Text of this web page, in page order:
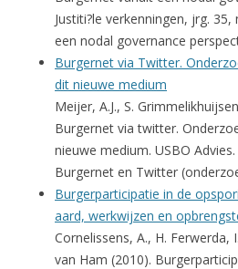
Justiti?le verkenningen, jrg.
een nodal governance
Burgernet via Twitter.
dit nieuwe medium
Meijer, A.J., S.
Burgernet via twitter.
nieuwe medium. USBO
Burgernet en Twitter
Burgerparticipatie in de
aard, werkwijzen en
Cornelissens, A., H. Ferwerda,
van Ham (2010).